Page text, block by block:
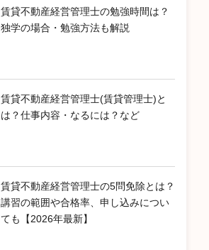
賃貸不動産経営管理士の勉強時間は？
独学の場合・勉強方法も解説
賃貸不動産経営管理士(賃貸管理士)と
は？仕事内容・なるには？など
賃貸不動産経営管理士の5問免除とは？
講習の範囲や合格率、申し込みについ
ても【2026年最新】